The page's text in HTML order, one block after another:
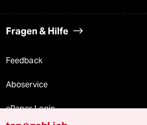
Fragen & Hilfe
Feedback
Aboservice
ePaper Login